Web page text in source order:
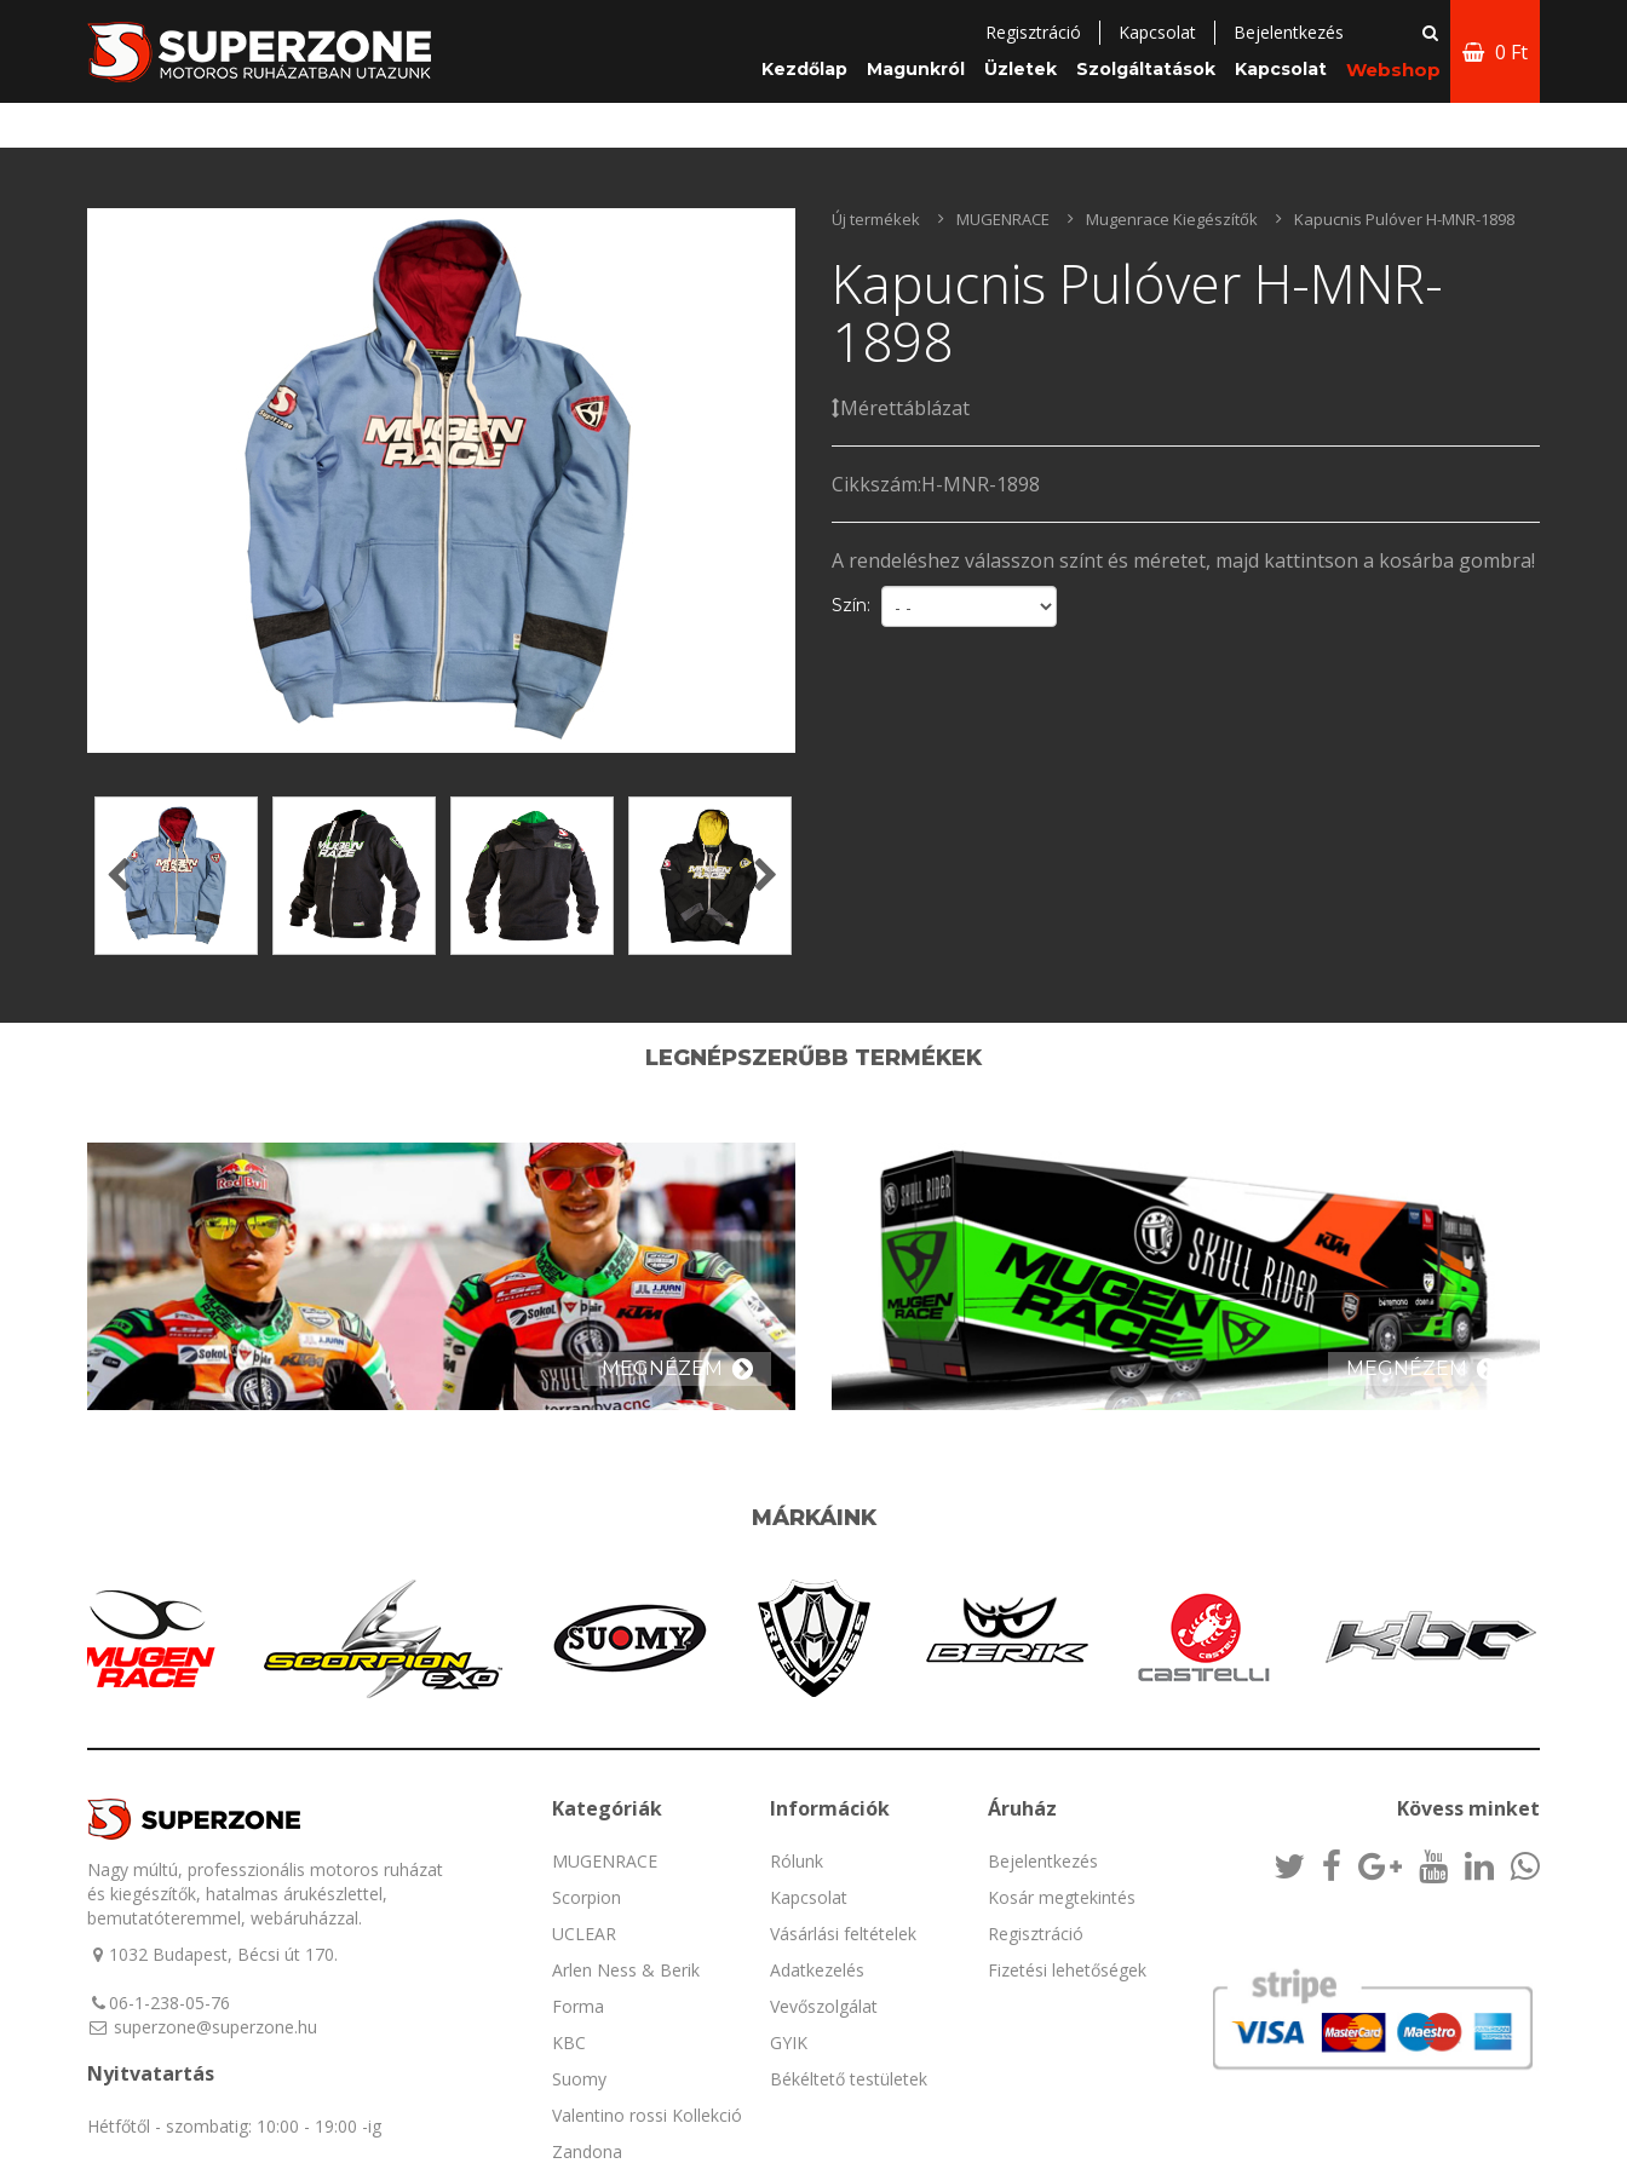
Regisztráció Kapcsolat Bejelentkezés
Kezdőlap Magunkról Üzletek Szolgáltatások Kapcsolat Webshop
0 Ft
Új termékek MUGENRACE Mugenrace Kiegészítők Kapucnis Pulóver H-MNR-1898
Kapucnis Pulóver H-MNR-
1898
Mérettáblázat
Cikkszám:H-MNR-1898
A rendeléshez válasszon színt és méretet, majd kattintson a kosárba gombra!
Szín:
LEGNÉPSZERŰBB TERMÉKEK
MEGNÉZEM MEGNÉZEM
MÁRKÁINK
Nagy múltú, professzionális motoros ruházat
és kiegészítők, hatalmas árukészlettel,
bemutatóteremmel, webáruházzal.
1032 Budapest, Bécsi út 170.
06-1-238-05-76
superzone@superzone.hu
Nyitvatartás
Hétfőtől - szombatig: 10:00 - 19:00 -ig
Kategóriák
MUGENRACE
Scorpion
UCLEAR
Arlen Ness & Berik
Forma
KBC
Suomy
Valentino rossi Kollekció
Zandona
Információk
Rólunk
Kapcsolat
Vásárlási feltételek
Adatkezelés
Vevőszolgálat
GYIK
Békéltető testületek
Áruház
Bejelentkezés
Kosár megtekintés
Regisztráció
Fizetési lehetőségek
Kövess minket